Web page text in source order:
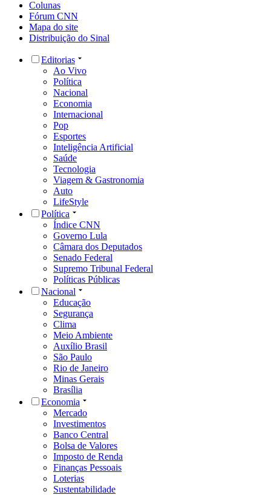
Colunas
Fórum CNN
Mapa do site
Distribuição do Sinal
Editorias
Ao Vivo
Política
Nacional
Economia
Internacional
Pop
Esportes
Inteligência Artificial
Saúde
Tecnologia
Viagem & Gastronomia
Auto
LifeStyle
Política
Índice CNN
Governo Lula
Câmara dos Deputados
Senado Federal
Supremo Tribunal Federal
Políticas Públicas
Nacional
Educação
Segurança
Clima
Meio Ambiente
Auxílio Brasil
São Paulo
Rio de Janeiro
Minas Gerais
Brasília
Economia
Mercado
Investimentos
Banco Central
Bolsa de Valores
Imposto de Renda
Finanças Pessoais
Loterias
Sustentabilidade